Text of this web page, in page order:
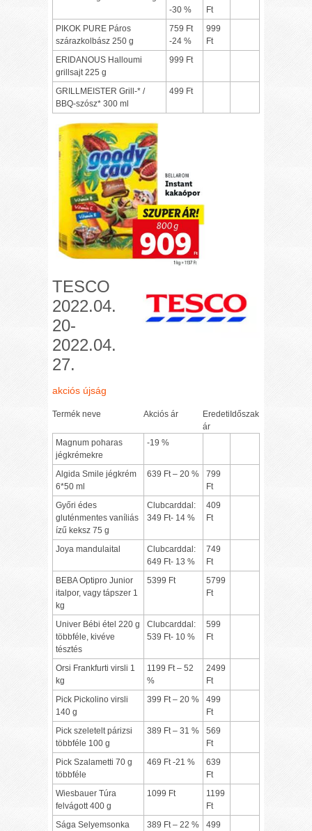
-30 %
Ft
PIKOK PURE Páros
szárazkolbász 250 g
759 Ft
-24 %
999
Ft
ERIDANOUS Halloumi
grillsajt 225 g
999 Ft
GRILLMEISTER Grill-* /
BBQ-szósz* 300 ml
499 Ft
TESCO
2022.04.
20-
2022.04.
27.
akciós újság
Termék neve Akciós ár
Eredeti
ár
Időszak
Magnum poharas
jégkrémekre
-19 %
Algida Smile jégkrém
6*50 ml
639 Ft – 20 %
799
Ft
Győri édes
gluténmentes vaníliás
ízű keksz 75 g
Clubcarddal:
349 Ft- 14 %
409
Ft
Joya mandulaital
Clubcarddal:
649 Ft- 13 %
749
Ft
BEBA Optipro Junior
italpor, vagy tápszer 1
kg
5399 Ft
5799
Ft
Univer Bébi étel 220 g
többféle, kivéve
tésztés
Clubcarddal:
539 Ft- 10 %
599
Ft
Orsi Frankfurti virsli 1
kg
1199 Ft – 52
%
2499
Ft
Pick Pickolino virsli
140 g
399 Ft – 20 %
499
Ft
Pick szeletelt párizsi
többféle 100 g
389 Ft – 31 %
569
Ft
Pick Szalametti 70 g
többféle
469 Ft -21 %
639
Ft
Wiesbauer Túra
felvágott 400 g
1099 Ft
1199
Ft
Sága Selyemsonka
389 Ft – 22 %
499